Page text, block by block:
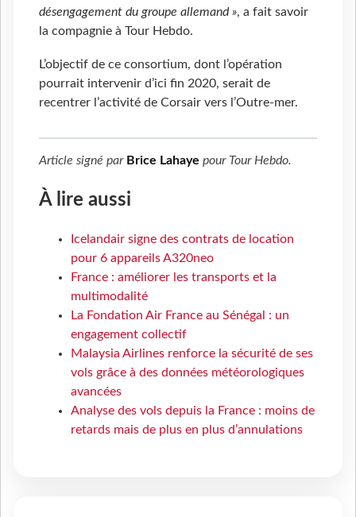
désengagement du groupe allemand », a fait savoir
la compagnie à Tour Hebdo.
L’objectif de ce consortium, dont l’opération
pourrait intervenir d’ici fin 2020, serait de
recentrer l’activité de Corsair vers l’Outre-mer.
Article signé par Brice Lahaye pour Tour Hebdo.
À lire aussi
Icelandair signe des contrats de location
pour 6 appareils A320neo
France : améliorer les transports et la
multimodalité
La Fondation Air France au Sénégal : un
engagement collectif
Malaysia Airlines renforce la sécurité de ses
vols grâce à des données météorologiques
avancées
Analyse des vols depuis la France : moins de
retards mais de plus en plus d’annulations